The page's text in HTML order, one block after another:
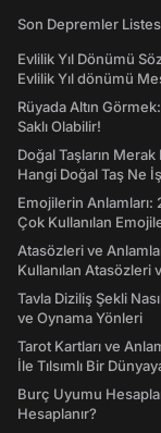
Son Depremler
Evlilik Yıl Dönümü
Evlilik Yıl dönümü
Rüyada Altın
Saklı Olabilir!
Doğal Taşların
Hangi Doğal Taş Ne
Emojilerin
Çok Kullanılan
Atasözleri ve
Kullanılan Atasözleri
Tavla Diziliş Şekli
ve Oynama Yönleri
Tarot Kartları ve
İle Tılsımlı Bir
Burç Uyumu
Hesaplanır?